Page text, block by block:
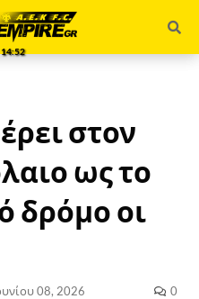
στον
ως το
δρόμο οι
08, 2026 0